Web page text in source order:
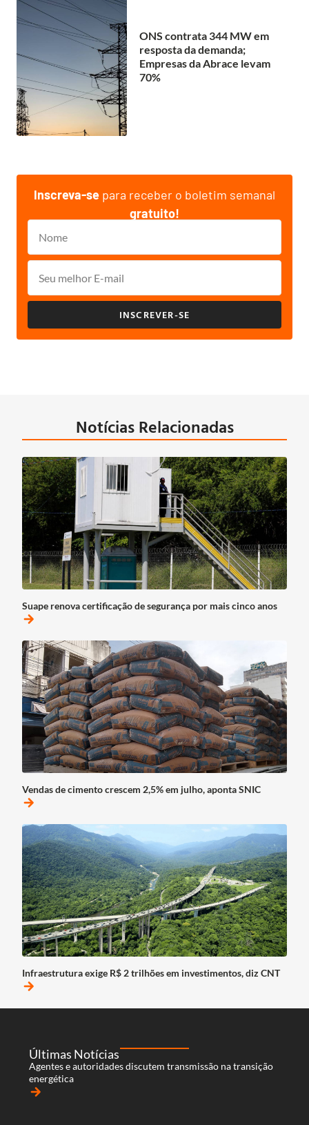
ONS contrata 344 MW em
resposta da demanda;
Empresas da Abrace levam
70%
Inscreva-se para receber o boletim semanal
gratuito!
INSCREVER-SE
Notícias Relacionadas
Suape renova certificação de segurança por mais cinco anos
arrow_forward
Vendas de cimento crescem 2,5% em julho, aponta SNIC
arrow_forward
Infraestrutura exige R$ 2 trilhões em investimentos, diz CNT
arrow_forward
Últimas Notícias
Agentes e autoridades discutem transmissão na transição
energética
arrow_forward